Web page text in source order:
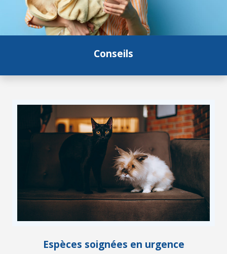
Conseils
Espèces soignées en urgence